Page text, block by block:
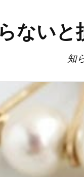
ないと
知